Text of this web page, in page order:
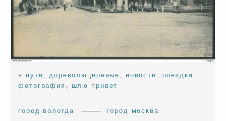
в пути,дореволюционные , новости , поездка,
фотография , шлю привет
город вологда город москва